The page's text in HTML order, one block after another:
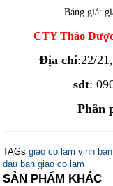
Bảng giá:
CTY Thảo
Địa chỉ:22/
sđt:
Phân
TAGs giao co lam vinh
dau ban giao co lam
SẢN PHẨM KHÁC